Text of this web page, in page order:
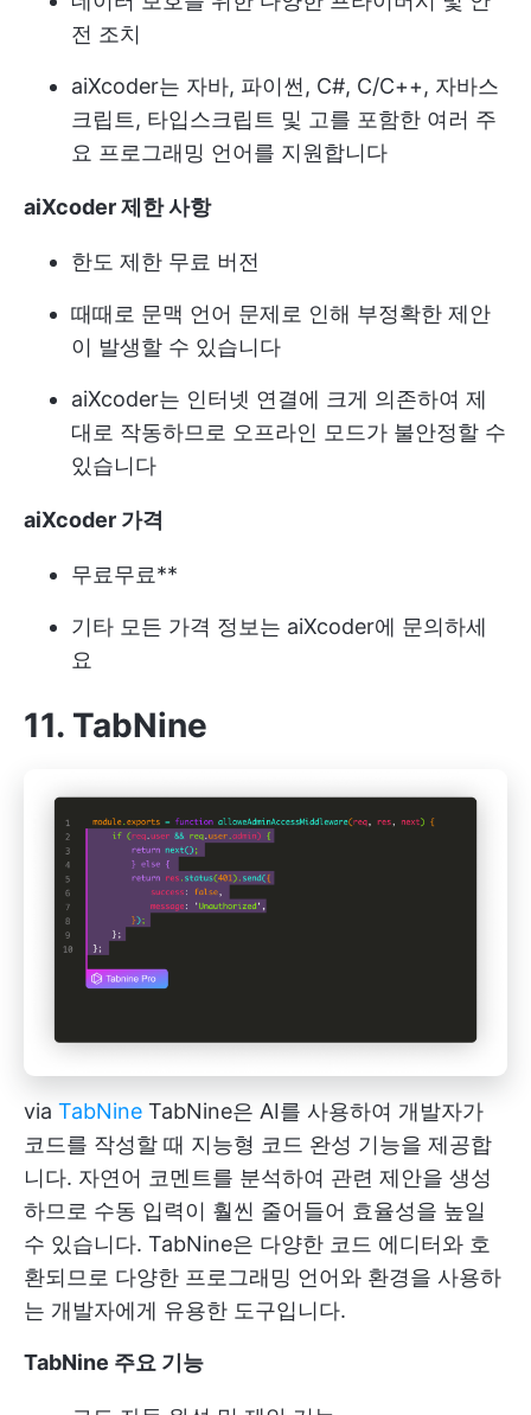
전 조치
aiXcoder는 자바, 파이썬, C#, C/C++, 자바스
크립트, 타입스크립트 및 고를 포함한 여러 주
요 프로그래밍 언어를 지원합니다
aiXcoder 제한 사항
한도 제한 무료 버전
때때로 문맥 언어 문제로 인해 부정확한 제안
이 발생할 수 있습니다
aiXcoder는 인터넷 연결에 크게 의존하여 제
대로 작동하므로 오프라인 모드가 불안정할 수
있습니다
aiXcoder 가격
무료무료**
기타 모든 가격 정보는 aiXcoder에 문의하세
요
11. TabNine
via TabNine TabNine은 AI를 사용하여 개발자가
코드를 작성할 때 지능형 코드 완성 기능을 제공합
니다. 자연어 코멘트를 분석하여 관련 제안을 생성
하므로 수동 입력이 훨씬 줄어들어 효율성을 높일
수 있습니다. TabNine은 다양한 코드 에디터와 호
환되므로 다양한 프로그래밍 언어와 환경을 사용하
는 개발자에게 유용한 도구입니다.
TabNine 주요 기능